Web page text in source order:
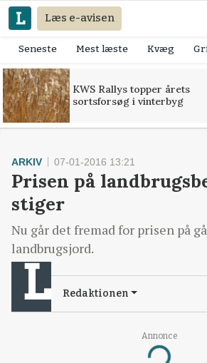
Læs e-avisen
Seneste Mest læste Kvæg
KWS Rallys topper årets
sortsforsøg i vinterbyg
Annonce
ARKIV 07-01-2016 13:21
Prisen på
stiger
Nu går det fremad for prisen på
landbrugsjord.
Redaktionen